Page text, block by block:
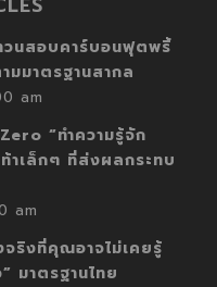
วนสอบคาร์บอนฟุตพริ้
มาตรฐานสากล
am
“ทำความรู้จัก
าเล็กๆ ที่ส่งผลกระทบ
am
ริงที่คุณอาจไม่เคยรู้
มาตรฐานไทย